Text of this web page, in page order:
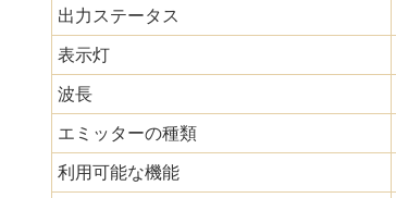
出力ステータス
表示灯
波長
エミッターの種類
利用可能な機能